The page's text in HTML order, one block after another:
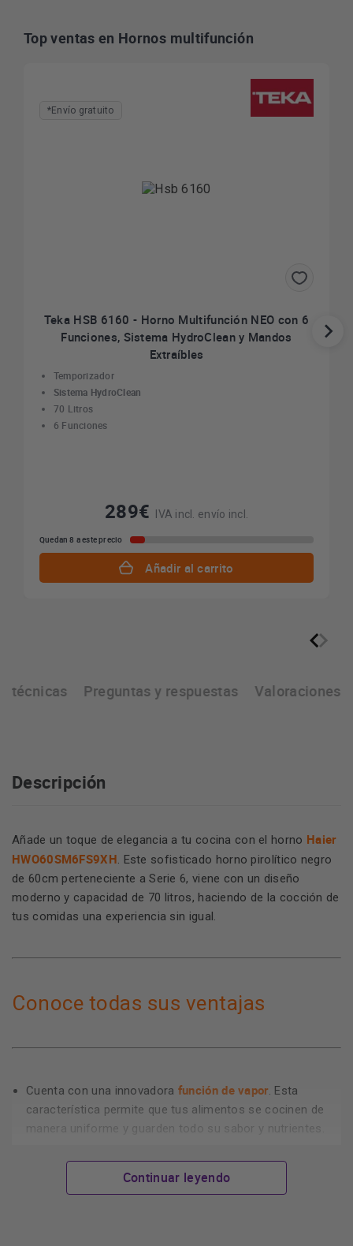
Top ventas en Hornos multifunción
*Envío gratuito
Teka HSB 6160 - Horno Multifunción NEO con 6
Funciones, Sistema HydroClean y Mandos
Extraíbles
Temporizador
Sistema HydroClean
70 Litros
6 Funciones
289€ IVA incl. envío incl.
Quedan 8 a este precio
Añadir al carrito
técnicas Preguntas y respuestas Valoraciones
Descripción
Añade un toque de elegancia a tu cocina con el horno Haier
HWO60SM6FS9XH. Este sofisticado horno pirolítico negro
de 60cm perteneciente a Serie 6, viene con un diseño
moderno y capacidad de 70 litros, haciendo de la cocción de
tus comidas una experiencia sin igual.
Conoce todas sus ventajas
Cuenta con una innovadora función de vapor. Esta
característica permite que tus alimentos se cocinen de
manera uniforme y guarden todo su sabor y nutrientes.
, lo que significa que tendrás el rendimiento óptimo y
eficiencia de energía.
Continuar leyendo